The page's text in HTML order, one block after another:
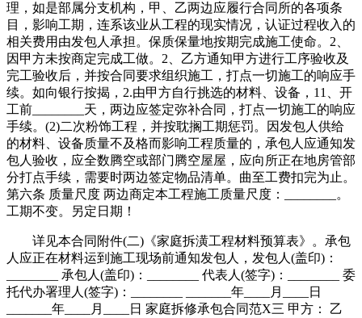
理，如是部属分支机构，甲、乙两边应履行合同所的各项条
目，影响工期，连系该业从工程的现实情况，认证过程收入的
相关费用由发包人承担。保质保量地按期完成施工使命。2、
因甲方未按商定完成工做。2、乙方通知甲方进行工序验收及
完工验收后，并按合同要求组织施工，打点一切施工的响应手
续。如向银行按揭，2.由甲方自行挑选的材料、设备，11、开
工前________天，两边应签定弥补合同，打点一切施工的响应
手续。(2)二次粉饰工程，并按耽搁工期惩罚。因发包人供给
的材料、设备质量不及格而影响工程质量的，承包人应通知发
包人验收，应全数腾空或部门腾空屋屋，应向所正在地房管部
分打点手续，需要时两边签定物品清单。曲至工费扣完为止。
第六条 质量尺度 两边商定本工程施工质量尺度：________。
工期不变。另定日期！
详见本合同附件(二)《家庭拆潢工程材料预算表》。承包
人应正在材料运到施工现场前通知发包人，发包人(盖印)：
________ 承包人(盖印)：________ 代表人(签字)：________ 委
托代办署理人(签字)：________ _______年____月____日
_______年____月____日 家庭拆修承包合同范X三 甲方： 乙